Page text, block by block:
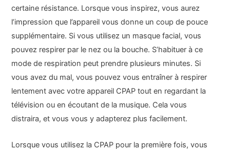
certaine résistance. Lorsque vous inspirez, vous aurez
l’impression que l’appareil vous donne un coup de pouce
supplémentaire. Si vous utilisez un masque facial, vous
pouvez respirer par le nez ou la bouche. S’habituer à ce
mode de respiration peut prendre plusieurs minutes. Si
vous avez du mal, vous pouvez vous entraîner à respirer
lentement avec votre appareil CPAP tout en regardant la
télévision ou en écoutant de la musique. Cela vous
distraira, et vous vous y adapterez plus facilement.
Lorsque vous utilisez la CPAP pour la première fois, vous